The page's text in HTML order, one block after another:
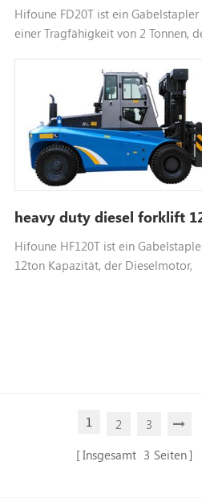
Hifoune FD20T ist ein
einer Tragfähigkeit von 2 Tonnen,
Xinchai Isuzu usw. und eine
Farbe verwendet. Bitte kontaktieren
für weitere Informationen.
heavy duty diesel forklift
Hifoune HF120T ist ein
12ton Kapazität, der Dieselmotor,
1 2
3
Insgesamt 3 Seiten